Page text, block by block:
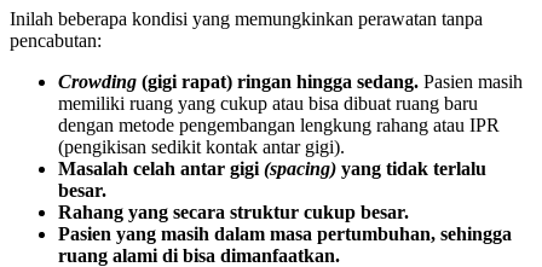
Inilah beberapa kondisi yang memungkinkan perawatan tanpa
pencabutan:
Crowding (gigi rapat) ringan hingga sedang. Pasien masih
memiliki ruang yang cukup atau bisa dibuat ruang baru
dengan metode pengembangan lengkung rahang atau IPR
(pengikisan sedikit kontak antar gigi).
Masalah celah antar gigi (spacing) yang tidak terlalu
besar.
Rahang yang secara struktur cukup besar.
Pasien yang masih dalam masa pertumbuhan, sehingga
ruang alami di bisa dimanfaatkan.